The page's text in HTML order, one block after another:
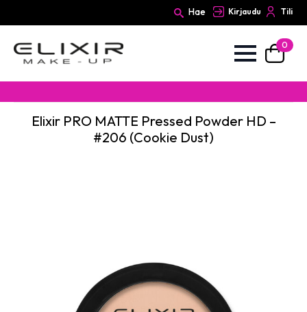
Hae Kirjaudu Tili
0
Elixir PRO MATTE Pressed Powder HD –
#206 (Cookie Dust)